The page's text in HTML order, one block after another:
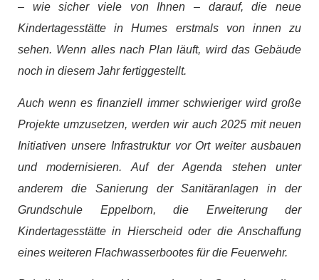
– wie sicher viele von Ihnen – darauf, die neue
Kindertagesstätte in Humes erstmals von innen zu
sehen. Wenn alles nach Plan läuft, wird das Gebäude
noch in diesem Jahr fertiggestellt.
Auch wenn es finanziell immer schwieriger wird große
Projekte umzusetzen, werden wir auch 2025 mit neuen
Initiativen unsere Infrastruktur vor Ort weiter ausbauen
und modernisieren. Auf der Agenda stehen unter
anderem die Sanierung der Sanitäranlagen in der
Grundschule Eppelborn, die Erweiterung der
Kindertagesstätte in Hierscheid oder die Anschaffung
eines weiteren Flachwasserbootes für die Feuerwehr.